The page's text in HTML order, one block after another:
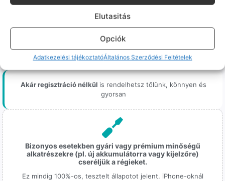
Elutasitás
Opciók
Adatkezelési tájékoztatóÁltalános Szerződési Feltételek
Utánvét akár készpénzbena GLS futárnál, amikor megérkezik
a csomagod
Személyes átvételi lehetőség
is akár azonnal
Akár regisztráció nélkül is rendelhetsz tőlünk, könnyen és
gyorsan
Bizonyos esetekben gyári vagy prémium minőségű
alkatrészekre (pl. új akkumulátorra vagy kijelzőre)
cseréljük a régieket.
Ez mindig 100%-os, tesztelt állapotot jelent. iPhone-oknál